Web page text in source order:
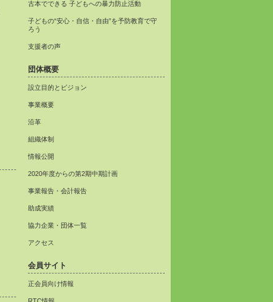
古本でできる 子どもへの暴力防止活動
子どもの“安心・自信・自由”を予防教育で守
ろう
支援者の声
団体概要
設立目的とビジョン
事業概要
沿革
組織体制
情報公開
2020年度からの第2期中期計画
事業報告・会計報告
助成実績
協力企業・団体一覧
アクセス
会員サイト
正会員向け情報